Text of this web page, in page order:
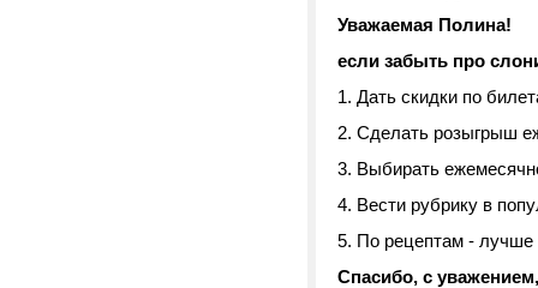
Уважаемая Полина!
если забыть про
1. Дать скидки по
2. Сделать розыгрыш
3. Выбирать
4. Вести рубрику в
5. По рецептам - лучше
Спасибо, с